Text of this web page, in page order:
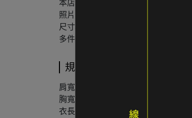
本店與實體店同步販售，庫存可能有
照片已盡量呈現實色，螢幕設定不同
尺寸為人工測量，可能有些微誤差。
多件不同門市商品將併單出貨，出貨
規格說明
肩寬：40
胸寬平量：50 cm
衣長：